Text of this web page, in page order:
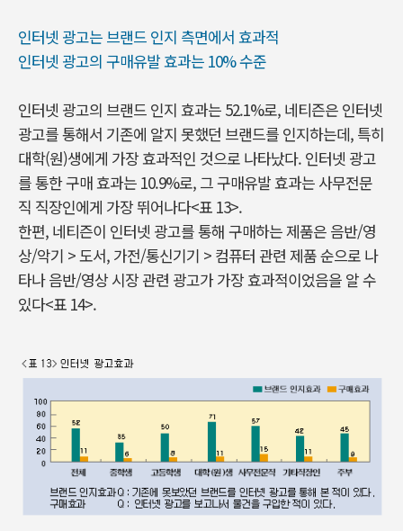
인터넷 광고는 브랜드 인지 측면에서 효과적
인터넷 광고의 구매유발 효과는 10% 수준
인터넷 광고의 브랜드 인지 효과는 52.1%로, 네티즌은 인터넷
광고를 통해서 기존에 알지 못했던 브랜드를 인지하는데, 특히
대학(원)생에게 가장 효과적인 것으로 나타났다. 인터넷 광고
를 통한 구매 효과는 10.9%로, 그 구매유발 효과는 사무전문
직 직장인에게 가장 뛰어나다<표 13>.
한편, 네티즌이 인터넷 광고를 통해 구매하는 제품은 음반/영
상/악기 > 도서, 가전/통신기기 > 컴퓨터 관련 제품 순으로 나
타나 음반/영상 시장 관련 광고가 가장 효과적이었음을 알 수
있다<표 14>.